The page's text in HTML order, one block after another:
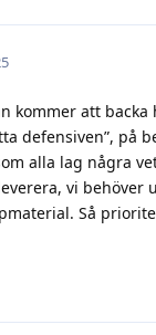
kommer att backa
defensiven”, på
alla lag några
vi behöver
Så